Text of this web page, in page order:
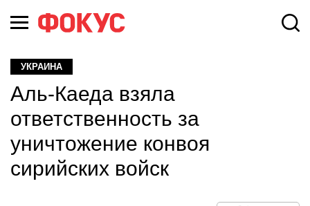
УКРАИНА
Аль-Каеда взяла
ответственность за
уничтожение конвоя
сирийских войск